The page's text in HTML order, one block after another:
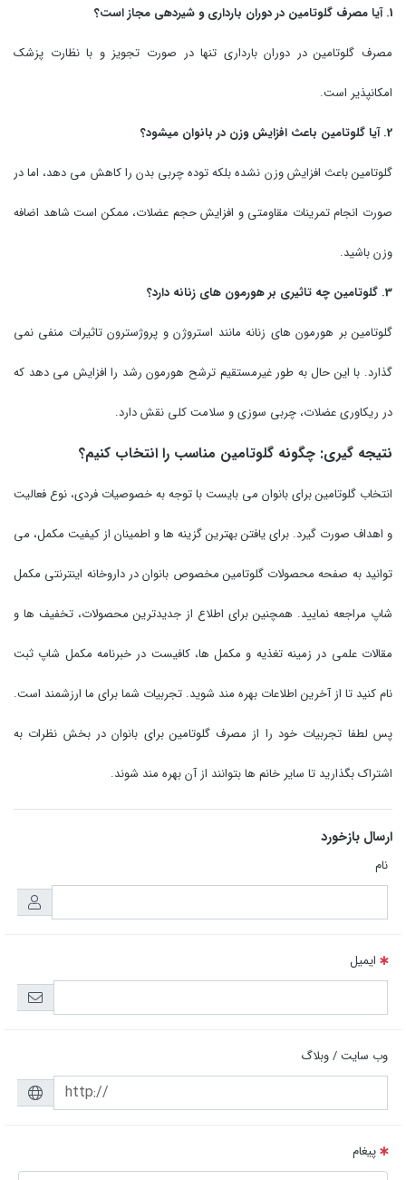
1. آیا مصرف گلوتامین در دوران بارداری و شیردهی مجاز است؟
مصرف گلوتامین در دوران بارداری تنها در صورت تجویز و با نظارت پزشک
امکانپذیر است.
2. آیا گلوتامین باعث افزایش وزن در بانوان میشود؟
گلوتامین باعث افزایش وزن نشده بلکه توده چربی بدن را کاهش می دهد، اما در
صورت انجام تمرینات مقاومتی و افزایش حجم عضلات، ممکن است شاهد اضافه
وزن باشید.
3. گلوتامین چه تاثیری بر هورمون های زنانه دارد؟
گلوتامین بر هورمون های زنانه مانند استروژن و پروژسترون تاثیرات منفی نمی
گذارد. با این حال به طور غیرمستقیم ترشح هورمون رشد را افزایش می دهد که
در ریکاوری عضلات، چربی سوزی و سلامت کلی نقش دارد.
نتیجه گیری: چگونه گلوتامین مناسب را انتخاب کنیم؟
انتخاب گلوتامین برای بانوان می بایست با توجه به خصوصیات فردی، نوع فعالیت
و اهداف صورت گیرد. برای یافتن بهترین گزینه ها و اطمینان از کیفیت مکمل، می
توانید به صفحه محصولات گلوتامین مخصوص بانوان در داروخانه اینترنتی مکمل
شاپ مراجعه نمایید. همچنین برای اطلاع از جدیدترین محصولات، تخفیف ها و
مقالات علمی در زمینه تغذیه و مکمل ها، کافیست در خبرنامه مکمل شاپ ثبت
نام کنید تا از آخرین اطلاعات بهره مند شوید. تجربیات شما برای ما ارزشمند است.
پس لطفا تجربیات خود را از مصرف گلوتامین برای بانوان در بخش نظرات به
اشتراک بگذارید تا سایر خانم ها بتوانند از آن بهره مند شوند.
ارسال بازخورد
نام
ایمیل
وب سایت / وبلاگ
پیغام